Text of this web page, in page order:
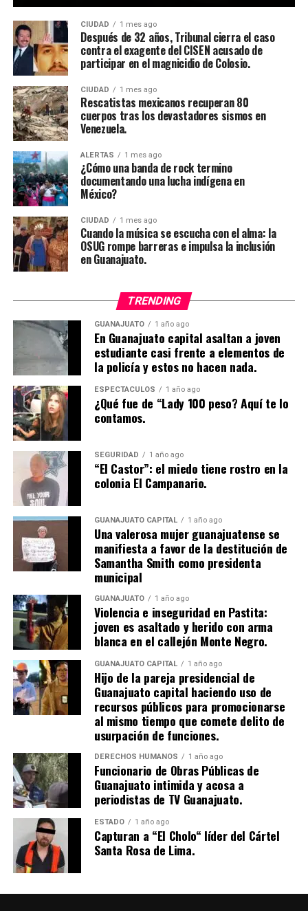
CIUDAD 1 mes ago
Después de 32 años, Tribunal cierra el caso
contra el exagente del CISEN acusado de
participar en el magnicidio de Colosio.
CIUDAD 1 mes ago
Rescatistas mexicanos recuperan 80
cuerpos tras los devastadores sismos en
Venezuela.
ALERTAS 1 mes ago
¿Cómo una banda de rock termino
documentando una lucha indígena en
México?
CIUDAD 1 mes ago
Cuando la música se escucha con el alma: la
OSUG rompe barreras e impulsa la inclusión
en Guanajuato.
TRENDING
GUANAJUATO 1 año ago
En Guanajuato capital asaltan a joven
estudiante casi frente a elementos de
la policía y estos no hacen nada.
ESPECTÁCULOS 1 año ago
¿Qué fue de “Lady 100 peso? Aquí te lo
contamos.
SEGURIDAD 1 año ago
“El Castor”: el miedo tiene rostro en la
colonia El Campanario.
GUANAJUATO CAPITAL 1 año ago
Una valerosa mujer guanajuatense se
manifiesta a favor de la destitución de
Samantha Smith como presidenta
municipal
GUANAJUATO 1 año ago
Violencia e inseguridad en Pastita:
joven es asaltado y herido con arma
blanca en el callejón Monte Negro.
GUANAJUATO CAPITAL 1 año ago
Hijo de la pareja presidencial de
Guanajuato capital haciendo uso de
recursos públicos para promocionarse
al mismo tiempo que comete delito de
usurpación de funciones.
DERECHOS HUMANOS 1 año ago
Funcionario de Obras Públicas de
Guanajuato intimida y acosa a
periodistas de TV Guanajuato.
ESTADO 1 año ago
Capturan a “El Cholo“ líder del Cártel
Santa Rosa de Lima.